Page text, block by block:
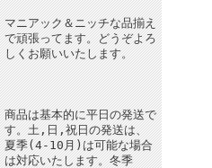
マニアック＆ニッチな品揃え
で頑張ってます。どうぞよろ
しくお願いいたします。
商品は基本的に平日の発送で
す。土,日,祝日の発送は、
夏季(4-10月)は可能な場合
は対応いたします。冬季